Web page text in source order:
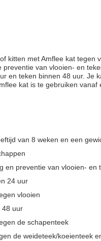
kitten met Amflee kat tegen
preventie van vlooien- en
en teken binnen 48 uur. Je
kat is te gebruiken vanaf
van 8 weken en een
en preventie van vlooien- en
24 uur
vlooien
48 uur
de schapenteek
de weideteek/koeienteek